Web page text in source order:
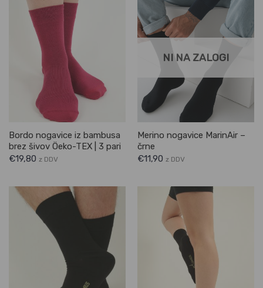
Bordo nogavice iz bambusa
brez šivov Öeko-TEX | 3 pari
€19,80 z DDV
NI NA ZALOGI
Merino nogavice MarinAir –
črne
€11,90 z DDV